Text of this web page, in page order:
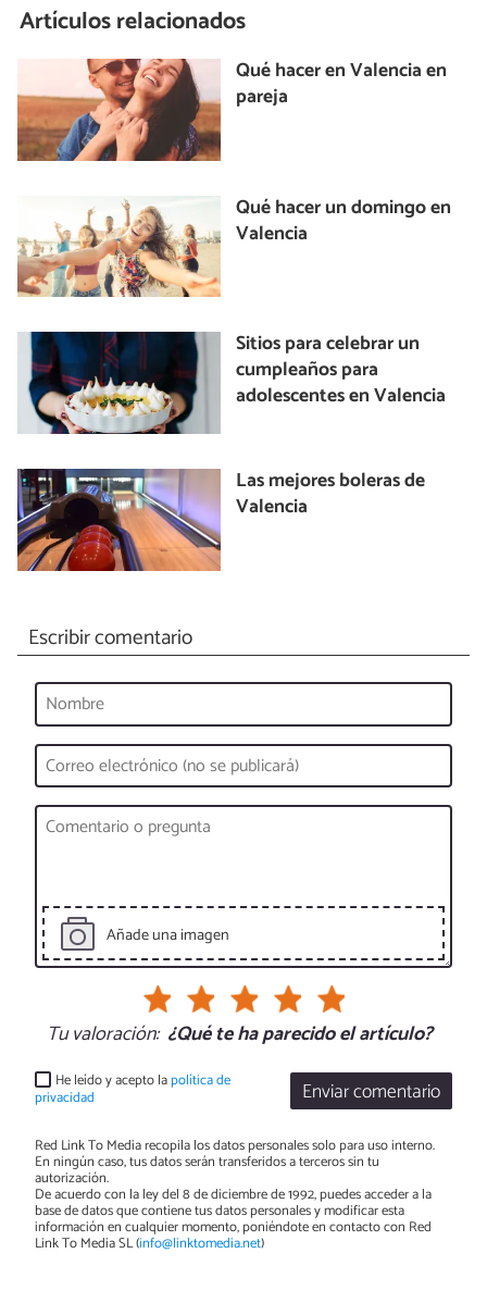
Artículos relacionados
Qué hacer en Valencia en
pareja
Qué hacer un domingo en
Valencia
Sitios para celebrar un
cumpleaños para
adolescentes en Valencia
Las mejores boleras de
Valencia
Escribir comentario
Añade una imagen
Tu valoración: ¿Qué te ha parecido el artículo?
Enviar comentario
He leído y acepto lapolítica de
privacidad
Red Link To Media recopila los datos personales solo para uso interno.
En ningún caso, tus datos serán transferidos a terceros sin tu
autorización.
De acuerdo con la ley del 8 de diciembre de 1992, puedes acceder a la
base de datos que contiene tus datos personales y modificar esta
información en cualquier momento, poniéndote en contacto con Red
Link To Media SL (info@linktomedia.net)